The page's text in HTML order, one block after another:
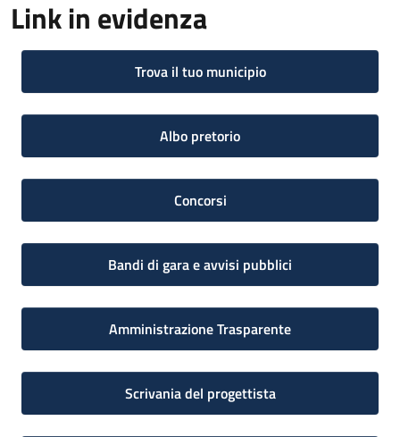
Link in evidenza
Trova il tuo municipio
Albo pretorio
Concorsi
Bandi di gara e avvisi pubblici
Amministrazione Trasparente
Scrivania del progettista